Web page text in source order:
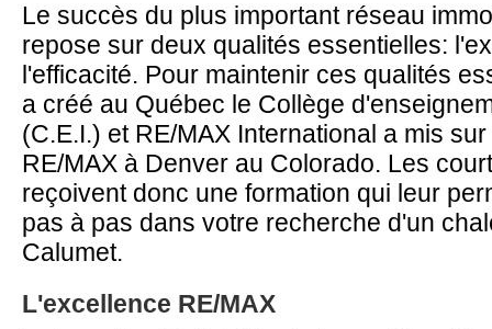
Le succès du plus important réseau
repose sur deux qualités essentielles:
l'efficacité. Pour maintenir ces qualités
a créé au Québec le Collège
(C.E.I.) et RE/MAX International a mis
RE/MAX à Denver au Colorado. Les
reçoivent donc une formation qui leur
pas à pas dans votre recherche d'un
Calumet.
L'excellence RE/MAX